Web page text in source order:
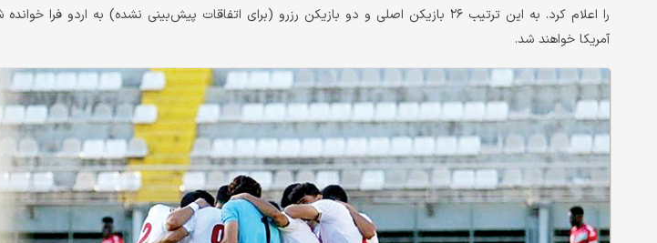
را اعلام کرد. به این ترتیب ۲۶ بازیکن اصلی و دو بازیکن رزرو (برای اتفاقات پیش‌بینی نشده) به اردو
آمریکا خواهند شد.